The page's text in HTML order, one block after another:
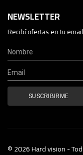
NEWSLETTER
Recibí ofertas en tu email
© 2026 Hard vision -